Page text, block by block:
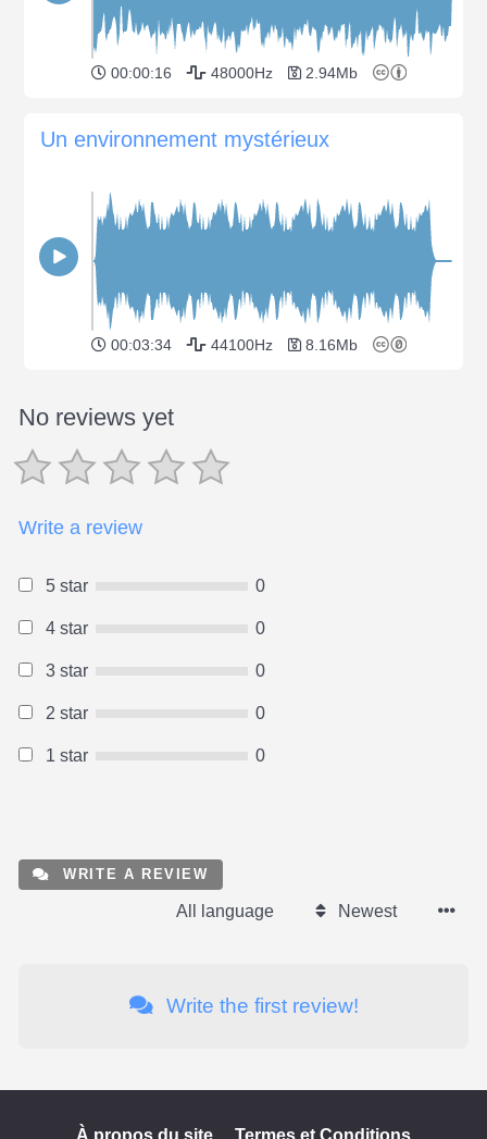
00:00:16 48000Hz 2.94Mb
Un environnement mystérieux
00:03:34 44100Hz 8.16Mb
No reviews yet
Write a review
5 star 0
4 star 0
3 star 0
2 star 0
1 star 0
WRITE A REVIEW
All language Newest
Write the first review!
À propos du site Termes et Conditions